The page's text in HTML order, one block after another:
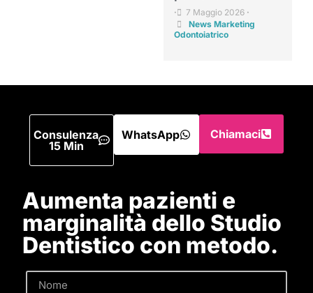
• 7 Maggio 2026 •
News Marketing
Odontoiatrico
Consulenza
15 Min
WhatsApp Chiamaci
Aumenta pazienti e
marginalità dello Studio
Dentistico con metodo.